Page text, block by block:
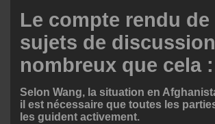
Le compte rendu de
sujets de
nombreux que cela :
Selon Wang, la situation en
il est nécessaire que toutes les
les guident activement.